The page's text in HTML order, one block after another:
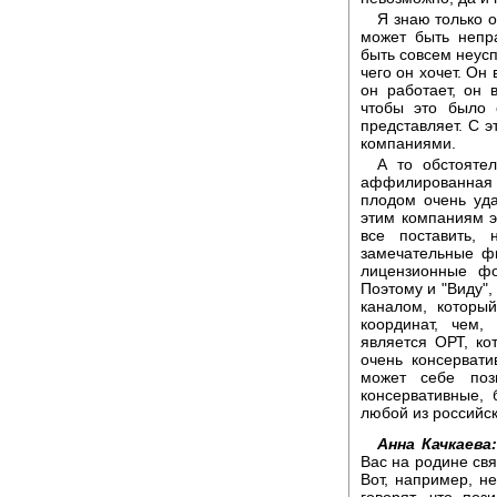
Я знаю только
может быть
быть совсем
чего он хочет. Он
он работает, он
чтобы это было
представляет. С
компаниями.
А то
аффилированная
плодом очень
этим компаниям
все
замечательные
лицензионные
Поэтому и
каналом,
координат,
является ОРТ,
очень
может себе
любой из
Анна Качкаева:
Вас на родине
Вот, например,